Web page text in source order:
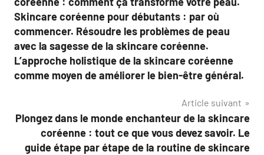
Skincare coréenne pour débutants : par où
commencer. Résoudre les problèmes de peau
avec la sagesse de la skincare coréenne.
L’approche holistique de la skincare coréenne
comme moyen de améliorer le bien-être général.
Article suivant
Plongez dans le monde enchanteur de la skincare
coréenne : tout ce que vous devez savoir. Le
guide étape par étape de la routine de skincare